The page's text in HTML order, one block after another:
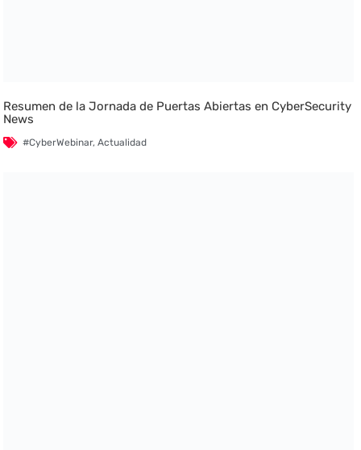
Resumen de la Jornada de Puertas Abiertas en CyberSecurity
News
#CyberWebinar,Actualidad